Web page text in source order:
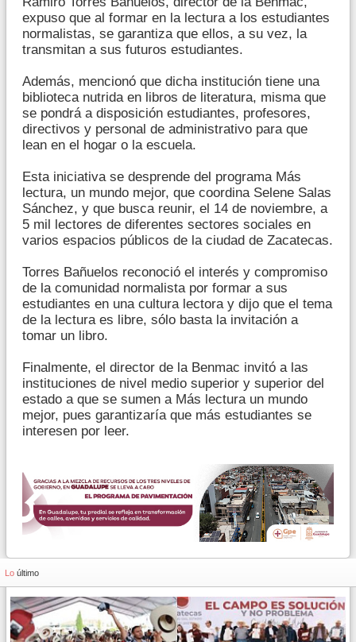
expuso que al formar en la lectura a los estudiantes
normalistas, se garantiza que ellos, a su vez, la
transmitan a sus futuros estudiantes.
Además, mencionó que dicha institución tiene una
biblioteca nutrida en libros de literatura, misma que
se pondrá a disposición estudiantes, profesores,
directivos y personal de administrativo para que
lean en el hogar o la escuela.
Esta iniciativa se desprende del programa Más
lectura, un mundo mejor, que coordina Selene Salas
Sánchez, y que busca reunir, el 14 de noviembre, a
5 mil lectores de diferentes sectores sociales en
varios espacios públicos de la ciudad de Zacatecas.
Torres Bañuelos reconoció el interés y compromiso
de la comunidad normalista por formar a sus
estudiantes en una cultura lectora y dijo que el tema
de la lectura es libre, sólo basta la invitación a
tomar un libro.
Finalmente, el director de la Benmac invitó a las
instituciones de nivel medio superior y superior del
estado a que se sumen a Más lectura un mundo
mejor, pues garantizaría que más estudiantes se
interesen por leer.
Lo último